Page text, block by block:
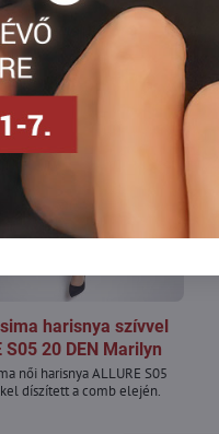
harisnya szívvel
S05 20 DEN Marilyn
női harisnya ALLURE S05
díszített a comb elején.